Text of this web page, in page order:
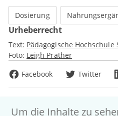
Dosierung
Urheberrecht
Text: Pädagogische
Foto: Leigh Prather
Facebook
Twitter
Um die Inhalte zu